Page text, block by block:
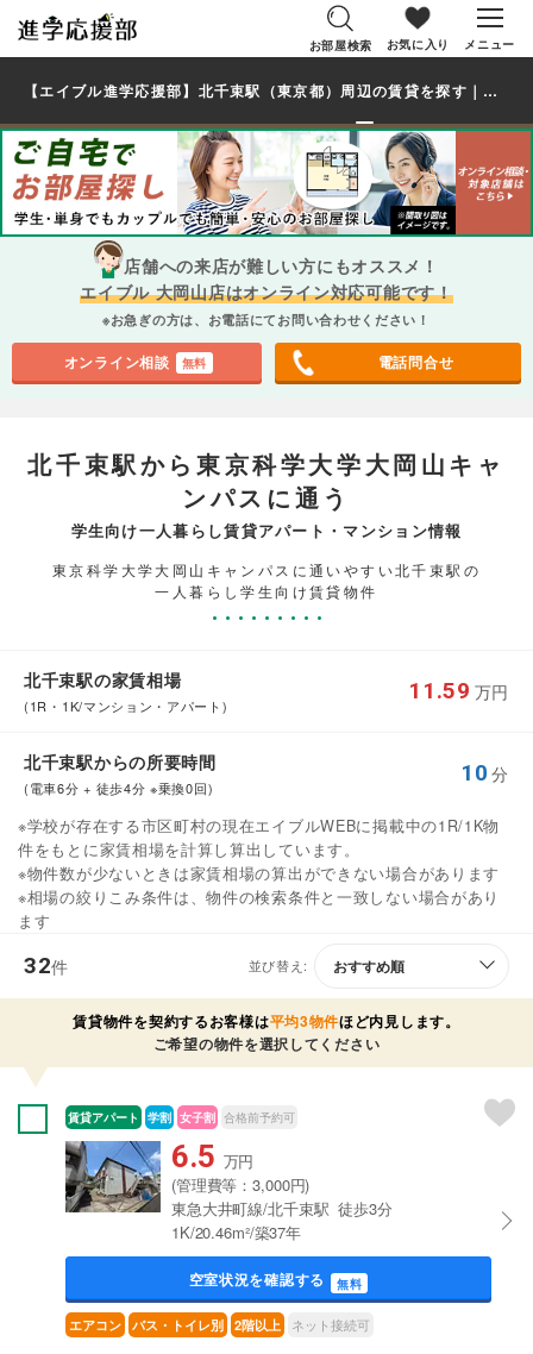
お部屋検索 お気に入り メニュー
【エイブル進学応援部】北千束駅（東京都）周辺の賃貸を探す｜東京科学大学大岡山キャンパス学生・大学生の一人暮らし向け賃貸マンション・アパート
店舗への来店が難しい方にもオススメ！
エイブル 大岡山店はオンライン対応可能です！
※お急ぎの方は、お電話にてお問い合わせください！
オンライン相談 無料 電話問合せ
北千束駅から東京科学大学大岡山キャ
ンパスに通う
学生向け一人暮らし賃貸アパート・マンション情報
東京科学大学大岡山キャンパスに通いやすい北千束駅の
一人暮らし学生向け賃貸物件
北千束駅の家賃相場
(1R・1K/マンション・アパート)
11.59 万円
北千束駅からの所要時間
(電車6分 + 徒歩4分 ※乗換0回)
10 分
※学校が存在する市区町村の現在エイブルWEBに掲載中の1R/1K物
件をもとに家賃相場を計算し算出しています。
※物件数が少ないときは家賃相場の算出ができない場合があります
※相場の絞りこみ条件は、物件の検索条件と一致しない場合があり
ます
32件 並び替え:
賃貸物件を契約するお客様は平均3物件ほど内見します。
ご希望の物件を選択してください
賃貸アパート 学割 女子割 合格前予約可
6.5 万円
(管理費等：3,000円)
東急大井町線/北千束駅 徒歩3分
1K/20.46m²/築37年
空室状況を確認する 無料
エアコン バス・トイレ別 2階以上 ネット接続可